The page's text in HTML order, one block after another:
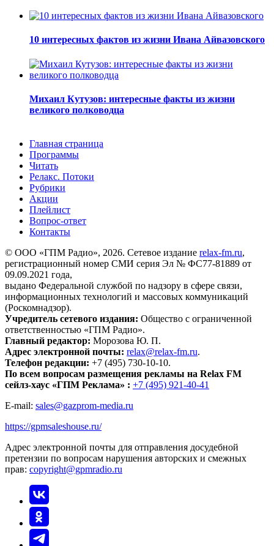
10 интересных фактов из жизни Ивана Айвазовского
Михаил Кутузов: интересные факты из жизни
великого полководца
Главная страница
Программы
Читать
Релакс. Потоки
Рубрики
Акции
Плейлист
Вопрос-ответ
Контакты
© ООО «ГПМ Радио», 2026. Сетевое издание relax-fm.ru,
регистрационный номер СМИ серия Эл № ФС77-81889 от
09.09.2021 года,
выдано Федеральной службой по надзору в сфере связи,
информационных технологий и массовых коммуникаций
(Роскомнадзор).
Учредитель сетевого издания: Общество с ограниченной
ответственностью «ГПМ Радио».
Главный редактор: Морозова Ю. П.
Адрес электронной почты: relax@relax-fm.ru.
Телефон редакции: +7 (495) 730-10-10.
По всем вопросам размещения рекламы на Relax FM
сейлз-хаус «ГПМ Реклама» : +7 (495) 921-40-41
E-mail: sales@gazprom-media.ru
https://gpmsaleshouse.ru/
Адрес электронной почты для отправления досудебной
претензии по вопросам нарушения авторских и смежных
прав: copyright@gpmradio.ru